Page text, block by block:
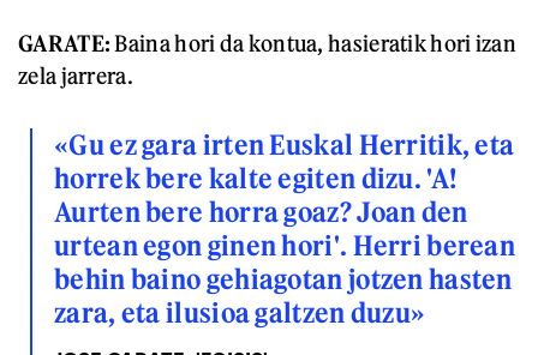
GARATE:Baina hori da kontua, hasieratik hori izan
zela jarrera.
«Gu ez gara irten Euskal Herritik, eta
horrek bere kalte egiten dizu. 'A!
Aurten bere horra goaz? Joan den
urtean egon ginen hori'. Herri berean
behin baino gehiagotan jotzen hasten
zara, eta ilusioa galtzen duzu»